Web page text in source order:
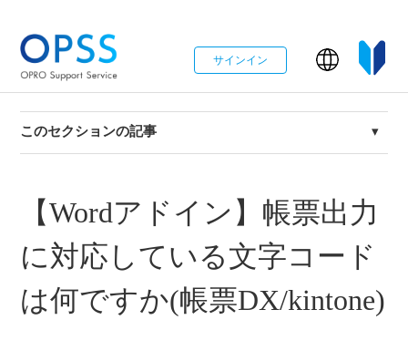
サインイン
このセクションの記事
何ですか(帳票DX/kintone)
【Wordアドイン】帳票出力
に対応している文字コード
は何ですか(帳票DX/kintone)